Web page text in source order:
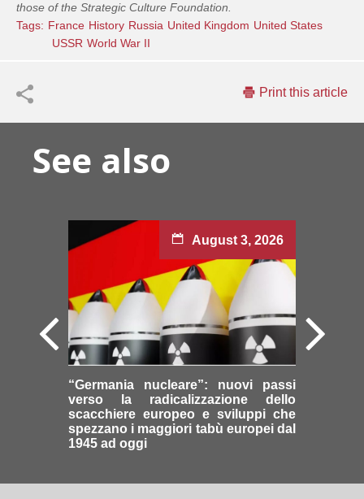
those of the Strategic Culture Foundation.
Tags: France History Russia United Kingdom United States
USSR World War II
Print this article
See also
August 3, 2026
“Germania nucleare”: nuovi passi
verso la radicalizzazione dello
scacchiere europeo e sviluppi che
spezzano i maggiori tabù europei dal
1945 ad oggi